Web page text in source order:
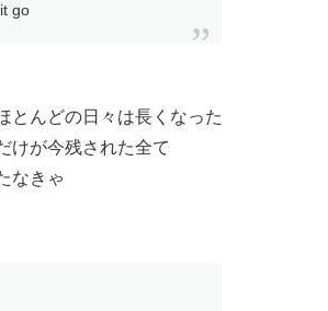
go
とんどの日々は長くなった
けが今残された全て
なきゃ